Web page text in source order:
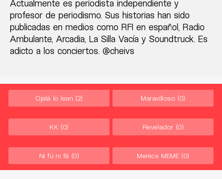
Actualmente es periodista independiente y
profesor de periodismo. Sus historias han sido
publicadas en medios como RFI en español, Radio
Ambulante, Arcadia, La Silla Vacía y Soundtruck. Es
adicto a los conciertos. @cheivs
Ojalá lo lean (2) Maravilloso (0)
KK (0) Revelador (0)
Ni fú ni fá (0) Merece MEME (0)